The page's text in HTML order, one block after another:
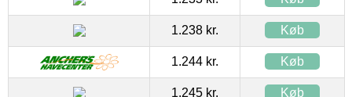
1.238 kr. Køb
1.244 kr. Køb
1.245 kr. Køb